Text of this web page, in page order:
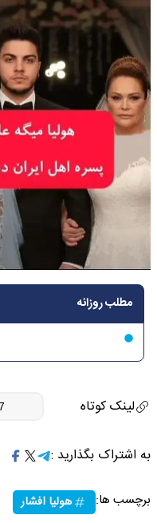
مطلب روزانه
لینک کوتاه
به اشتراک بگذارید :
برچسب ها: هولیا افشار